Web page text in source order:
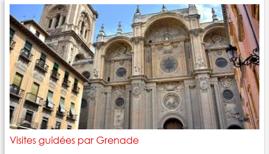
Visites guidées par Grenade